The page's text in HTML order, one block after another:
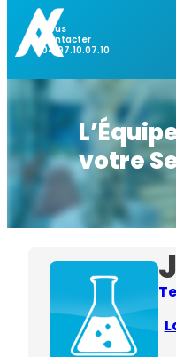
Nous
Contacter
04.97.10.07.10
votre